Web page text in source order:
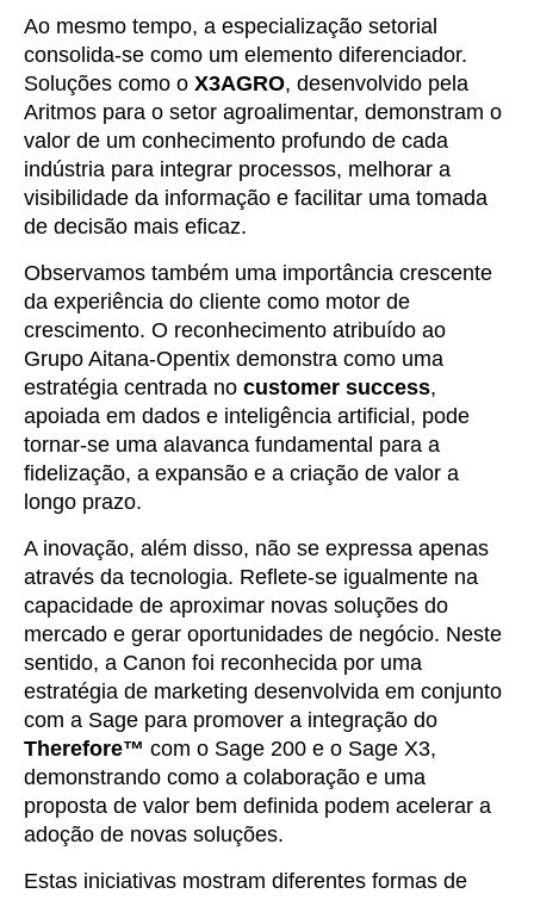
Ao mesmo tempo, a especialização setorial
consolida-se como um elemento diferenciador.
Soluções como o X3AGRO, desenvolvido pela
Aritmos para o setor agroalimentar, demonstram o
valor de um conhecimento profundo de cada
indústria para integrar processos, melhorar a
visibilidade da informação e facilitar uma tomada
de decisão mais eficaz.
Observamos também uma importância crescente
da experiência do cliente como motor de
crescimento. O reconhecimento atribuído ao
Grupo Aitana-Opentix demonstra como uma
estratégia centrada no customer success,
apoiada em dados e inteligência artificial, pode
tornar-se uma alavanca fundamental para a
fidelização, a expansão e a criação de valor a
longo prazo.
A inovação, além disso, não se expressa apenas
através da tecnologia. Reflete-se igualmente na
capacidade de aproximar novas soluções do
mercado e gerar oportunidades de negócio. Neste
sentido, a Canon foi reconhecida por uma
estratégia de marketing desenvolvida em conjunto
com a Sage para promover a integração do
Therefore™ com o Sage 200 e o Sage X3,
demonstrando como a colaboração e uma
proposta de valor bem definida podem acelerar a
adoção de novas soluções.
Estas iniciativas mostram diferentes formas de